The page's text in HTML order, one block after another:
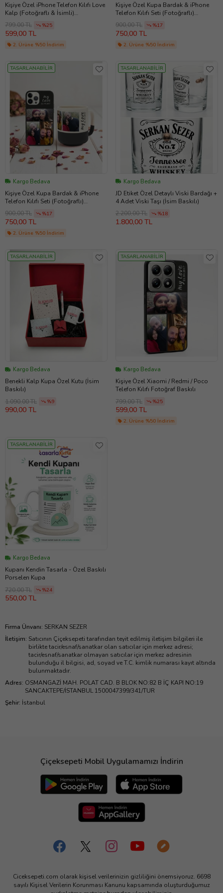
Kişiye Özel iPhone Telefon Kılıfı Love
Kalp (Fotoğraflı & İsimli)
11/13/14/14Pro/14ProMax/15/15Pro/1
5ProMax/16/16E/16Plus/16Pro/16Pro
Max/17/17Air/17Pro/17ProMax
799,00 TL %25
599,00 TL
2. Ürüne %50 İndirim
Kişiye Özel Kupa Bardak & iPhone
Telefon Kılıfı Seti (Fotoğraflı)
13/14/14ProMax/15/15Plus/15Pro/15
ProMax/16/16Pro/16ProMax/17/17Air
/17Pro/17ProMax (Kırmızı)
900,00 TL %17
750,00 TL
2. Ürüne %50 İndirim
TASARLANABİLİR
Kargo Bedava
Kişiye Özel Kupa Bardak & iPhone
Telefon Kılıfı Seti (Fotoğraflı)
13/14/14ProMax/15/15Plus/15Pro/15
ProMax/16/16Pro/16ProMax/17/17Air
/17Pro/17ProMax (Siyah)
900,00 TL %17
750,00 TL
2. Ürüne %50 İndirim
TASARLANABİLİR
Kargo Bedava
JD Etiket Özel Detaylı Viski Bardağı +
4 Adet Viski Taşı (İsim Baskılı)
2.200,00 TL
%18
1.800,00 TL
TASARLANABİLİR
Kargo Bedava
Benekli Kalp Kupa Özel Kutu (İsim
Baskılı)
1.090,00 TL
%9
990,00 TL
TASARLANABİLİR
Kargo Bedava
Kişiye Özel Xiaomi / Redmi / Poco
Telefon Kılıfı Fotoğraf Baskılı
799,00 TL
%25
599,00 TL
2. Ürüne %50 İndirim
TASARLANABİLİR
Kargo Bedava
Kupanı Kendin Tasarla - Özel Baskılı
Porselen Kupa
720,00 TL
%24
550,00 TL
Firma Ünvanı: SERKAN SEZER
İletişim: Satıcının Çiçeksepeti tarafından teyit edilmiş iletişim bilgileri ile
birlikte tacir/esnaf/sanatkar olan satıcılar için merkez adresi;
tacir/esnaf/sanatkar olmayan satıcılar için merkez adresinin
bulunduğu il bilgisi, ad, soyad ve T.C. kimlik numarası kayıt altında
bulunmaktadır.
Adres: OSMANGAZİ MAH. POLAT CAD. B BLOK NO:82 B İÇ KAPI NO:19
SANCAKTEPE/İSTANBUL 1500047399/341/TUR
Şehir: İstanbul
Çiçeksepeti Mobil Uygulamamızı İndirin
Ciceksepeti.com olarak kişisel verilerinizin gizliliğini önemsiyoruz. 6698
sayılı Kişisel Verilerin Korunması Kanunu kapsamında oluşturduğumuz